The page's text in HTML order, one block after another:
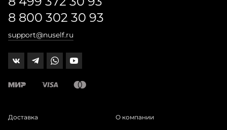
8 800 302 30 93
support@nuself.ru
Доставка О компании